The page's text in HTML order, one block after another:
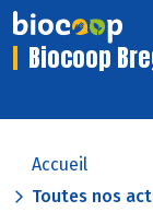
Biocoop
Accueil
Toutes nos